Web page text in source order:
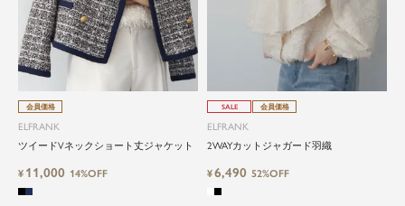
会員価格
ELFRANK
ツイードVネックショート丈ジャケット
¥ 11,000 14%OFF
SALE 会員価格
ELFRANK
2WAYカットジャガード羽織
¥6,490 52%OFF